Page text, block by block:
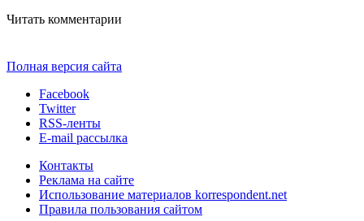
Читать комментарии
Полная версия сайта
Facebook
Twitter
RSS-ленты
E-mail рассылка
Контакты
Реклама на сайте
Использование материалов korrespondent.net
Правила пользования сайтом